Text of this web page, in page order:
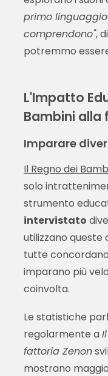
primo
comprendono",
potremmo
L'Impatto
Bambini alla
Imparare
Il Regno dei
solo
strumento
intervistato
utilizzano queste
tutte
imparano più
coinvolta.
Le statistiche
regolarmente a
fattoria Zenon
mostrano